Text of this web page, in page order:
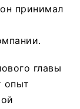
принимал
главы
опыт